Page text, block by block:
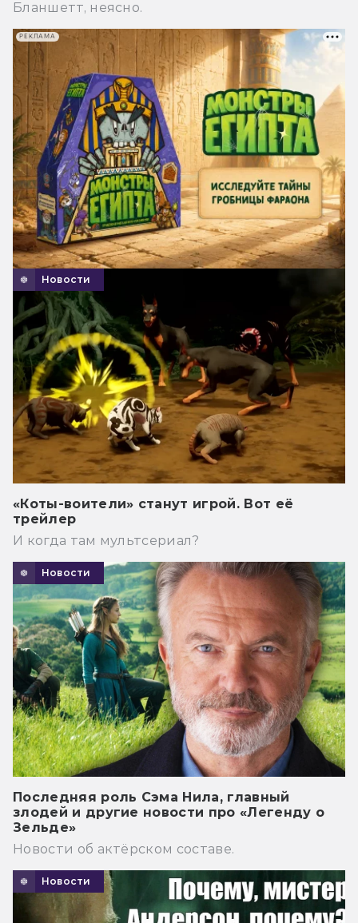
Бланшетт, неясно.
Новости
«Коты-воители» станут игрой. Вот её
трейлер
И когда там мультсериал?
Новости
Последняя роль Сэма Нила, главный
злодей и другие новости про «Легенду о
Зельде»
Новости об актёрском составе.
Новости
РЕКЛАМА